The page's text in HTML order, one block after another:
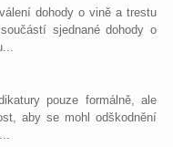
dohody o vině a trestu
sjednané dohody o
pouze formálně, ale
aby se mohl odškodnění